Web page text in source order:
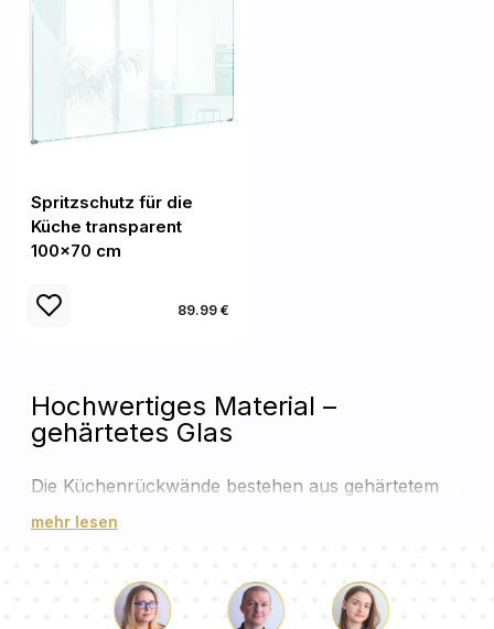
Spritzschutz für die
Küche transparent
100x70 cm
89.99 €
Hochwertiges Material –
gehärtetes Glas
Die Küchenrückwände bestehen aus gehärtetem
Glas, das für seine hohe Widerstandsfähigkeit und
robuster und widersteht
Temperaturschwankungen, die in der Küche
mehr lesen